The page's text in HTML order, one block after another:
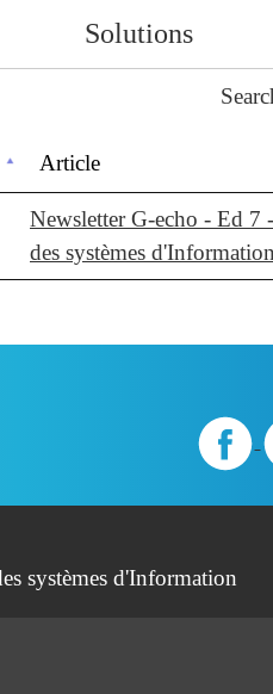
Solutions
Article
Newsletter G-echo - Ed 7
des systèmes d'Information
systèmes d'Information